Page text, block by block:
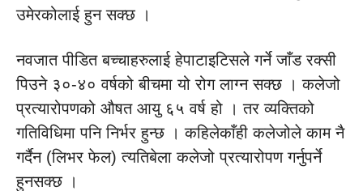
उमेरकोलाई हुन सक्छ ।
नवजात पीडित बच्चाहरुलाई हेपाटाइटिसले गर्ने जाँड रक्सी
पिउने ३०-४० वर्षको बीचमा यो रोग लाग्न सक्छ । कलेजो
प्रत्यारोपणको औषत आयु ६५ वर्ष हो । तर व्यक्तिको
गतिविधिमा पनि निर्भर हुन्छ । कहिलेकाँही कलेजोले काम नै
गर्दैन (लिभर फेल) त्यतिबेला कलेजो प्रत्यारोपण गर्नुपर्ने
हुनसक्छ ।